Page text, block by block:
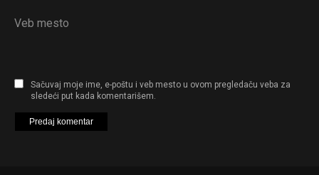
Veb mesto
Sačuvaj moje ime, e-poštu i veb mesto u ovom pregledaču veba za
sledeći put kada komentarišem.